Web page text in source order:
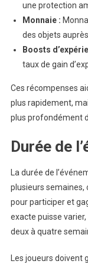
une protection
Monnaie :
des objets
Boosts
taux de gain
Ces récompenses
plus rapidement,
plus profondément
Durée de
La durée de
plusieurs
pour participer et
exacte puisse
deux à quatre
Les joueurs doivent